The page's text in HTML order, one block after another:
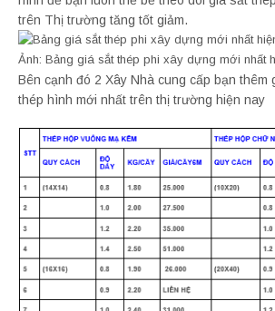
trên Thị trường tăng tốt giảm.
Ảnh: Bảng giá sắt thép phi xây dựng mới nhất
Bên cạnh đó 2 Xây Nhà cung cấp bạn thêm
thép hình mới nhất trên thị trường hiện nay